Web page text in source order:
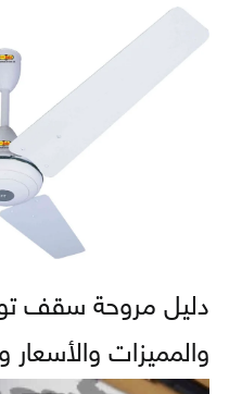
دليل مروحة سقف
والمميزات والأسعار